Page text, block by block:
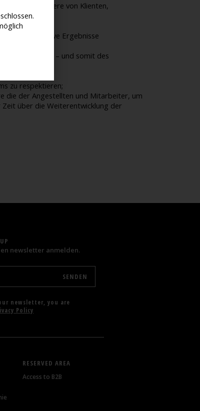
insbesondere von Klienten,
positive Ergebnisse
Personen – und somit des
zu respektieren;
die der Angestellten und Mitarbeiter, um
über die Weiterentwicklung der
newsletter anmelden.
newsletter, you are
Policy
RESERVED AREA
Access to B2B